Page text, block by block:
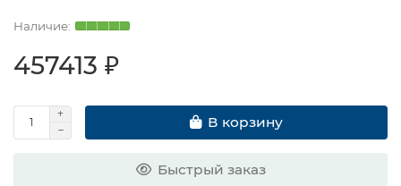
457413 ₽
В корзину
Быстрый заказ